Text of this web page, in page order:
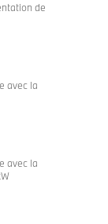
de
avec la
avec la